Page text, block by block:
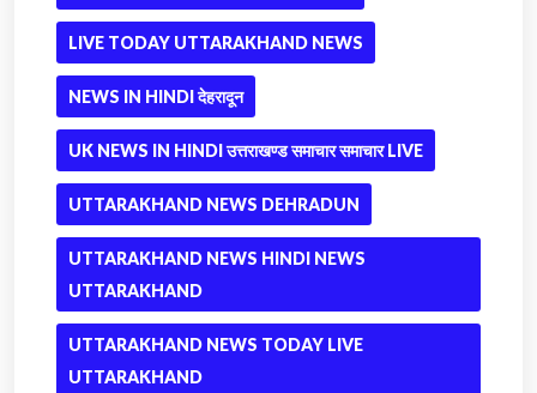
LIVE TODAY UTTARAKHAND NEWS
NEWS IN HINDI देहरादून
UK NEWS IN HINDI उत्तराखण्ड समाचार समाचार LIVE
UTTARAKHAND NEWS DEHRADUN
UTTARAKHAND NEWS HINDI NEWS
UTTARAKHAND
UTTARAKHAND NEWS TODAY LIVE
UTTARAKHAND